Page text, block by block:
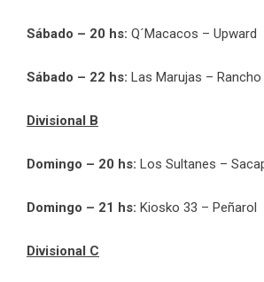
Sábado – 20 hs: Q´Macacos – Upward
Sábado – 22 hs: Las Marujas – Rancho
Divisional B
Domingo – 20 hs: Los Sultanes –
Domingo – 21 hs: Kiosko 33 – Peñarol
Divisional C